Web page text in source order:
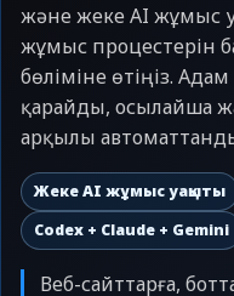
және жеке AI жұмыс
жұмыс процестерін
бөліміне өтіңіз.
қарайды, осылайша
арқылы
Жеке AI жұмыс уақыты
Codex + Claude + Gemini
Веб-сайттарға,